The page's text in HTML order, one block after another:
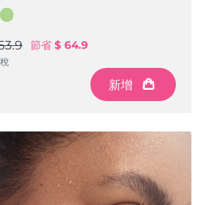
節省 $ 64.9
新增
節省 $ 64.9
新增
節省 $ 64.9
新增
預計送達日期 10/08/2026
預計送達日期 09/08/2026
預計送達日期09/08/2026